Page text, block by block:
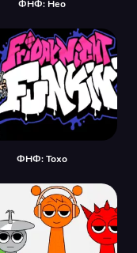
ФНФ: Нео
ФНФ: Тохо